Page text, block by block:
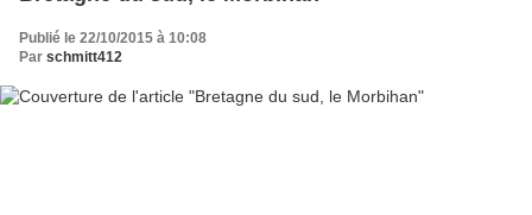
Publié le 22/10/2015 à 10:08
Par schmitt412